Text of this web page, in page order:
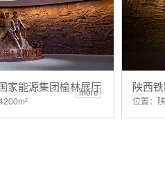
家能源集团榆林展厅
more 陕西
位置：